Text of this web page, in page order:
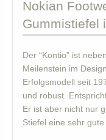
Nokian
Gummistiefel
Der “Kontio” ist
Meilenstein im
Erfolgsmodell seit
und robust.
Er ist aber nicht nur
Stiefel eine sehr gute